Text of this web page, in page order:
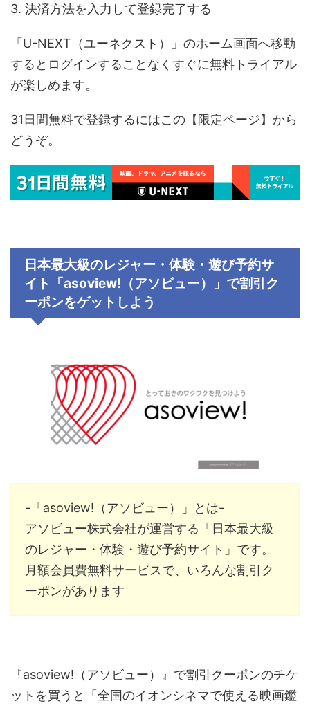
3. 決済方法を入力して登録完了する
「U-NEXT（ユーネクスト）」のホーム画面へ移動
するとログインすることなくすぐに無料トライアル
が楽しめます。
31日間無料で登録するにはこの【限定ページ】から
どうぞ。
日本最大級のレジャー・体験・遊び予約サ
イト「asoview! （アソビュー）」で割引ク
ーポンをゲットしよう
-「asoview!（アソビュー）」とは-
アソビュー株式会社が運営する「日本最大級
のレジャー・体験・遊び予約サイト」です。
月額会員費無料サービスで、いろんな割引ク
ーポンがあります
『asoview!（アソビュー）』で割引クーポンのチケ
ットを買うと「全国のイオンシネマで使える映画鑑